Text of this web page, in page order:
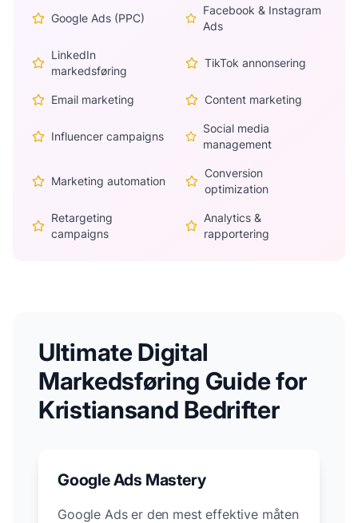
Google Ads (PPC)
Facebook & Instagram
Ads
LinkedIn
markedsføring
TikTok annonsering
Email marketing Content marketing
Influencer campaigns
Social media
management
Marketing automation
Conversion
optimization
Retargeting
campaigns
Analytics &
rapportering
Ultimate Digital
Markedsføring Guide for
Kristiansand Bedrifter
Google Ads Mastery
Google Ads er den mest effektive måten